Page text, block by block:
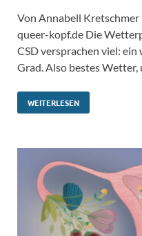
Von Annabell
queer-kopf.de Die
CSD versprachen viel: ein
Grad. Also bestes Wetter,
WEITERLESEN